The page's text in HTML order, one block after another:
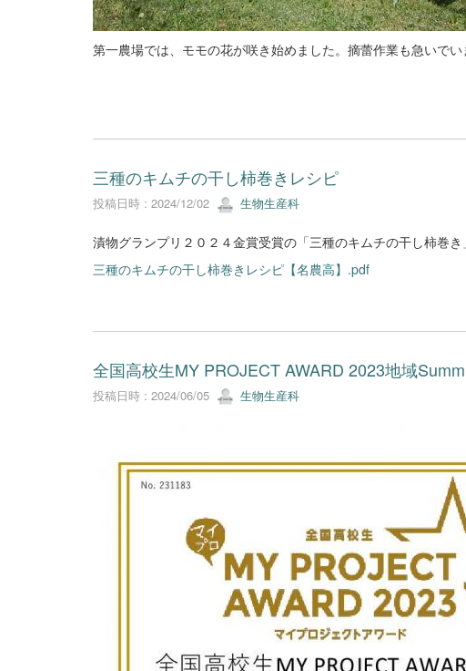
第一農場では、モモの花が咲き始めました。摘蕾作業も急いでい
三種のキムチの干し柿巻きレシピ
投稿日時 : 2024/12/02 生物生産科
漬物グランプリ２０２４金賞受賞の「三種のキムチの干し柿巻
三種のキムチの干し柿巻きレシピ【名農高】.pdf
全国高校生MY PROJECT AWARD 2023地域
投稿日時 : 2024/06/05 生物生産科